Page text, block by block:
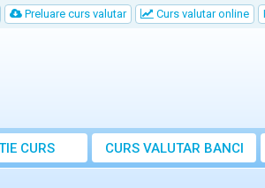
Preluare curs valutar Curs valutar online
CURS CURS VALUTAR BANCI